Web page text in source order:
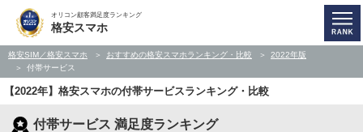
オリコン顧客満足度ランキング
格安スマホ
格安SIM／格安スマホ おすすめの格安スマホランキング・比較
2022年版
付帯サービス
【2022年】格安スマホの付帯サービスランキング・比較
付帯サービス 満足度ランキング